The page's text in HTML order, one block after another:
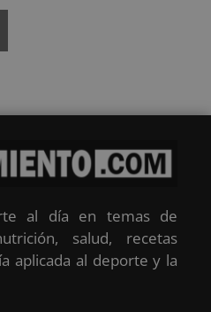
al día en temas de
salud, recetas
aplicada al deporte y la